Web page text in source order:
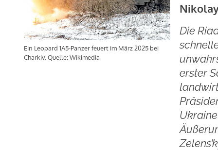
Ein Leopard 1A5-Panzer feuert im März 2025 bei
Charkiv. Quelle: Wikimedia
Die
erster